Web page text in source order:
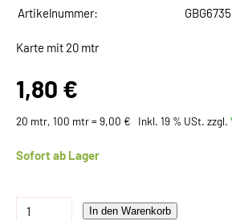
Artikelnummer: GBG6735
Karte mit 20 mtr
1,80 €
20 mtr, 100 mtr = 9,00 € Inkl. 19 % USt. zzgl.
Sofort ab Lager
In den Warenkorb